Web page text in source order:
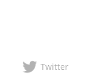
Twitter